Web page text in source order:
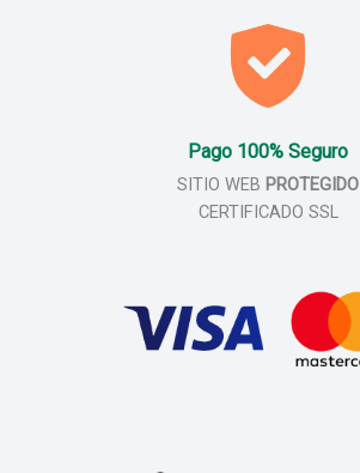
Pago 100% Seguro
SITIO WEB PROTEGIDO
CERTIFICADO SSL